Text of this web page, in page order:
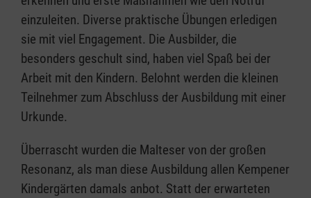
einzuleiten. Diverse praktische Übungen erledigen
sie mit viel Engagement. Die Ausbilder, die
besonders geschult sind, haben viel Spaß bei der
Arbeit mit den Kindern. Belohnt werden die kleinen
Teilnehmer zum Abschluss der Ausbildung mit einer
Urkunde.
Überrascht wurden die Malteser von der großen
Resonanz, als man diese Ausbildung allen Kempener
Kindergärten damals anbot. Statt der erwarteten